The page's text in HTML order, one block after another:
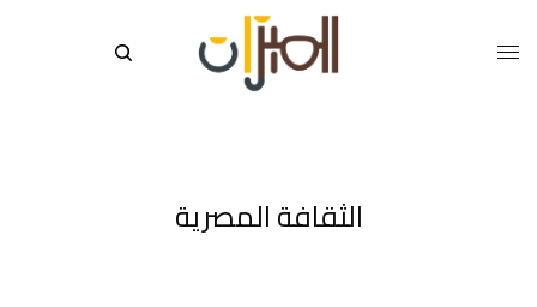
الثقافة المصرية